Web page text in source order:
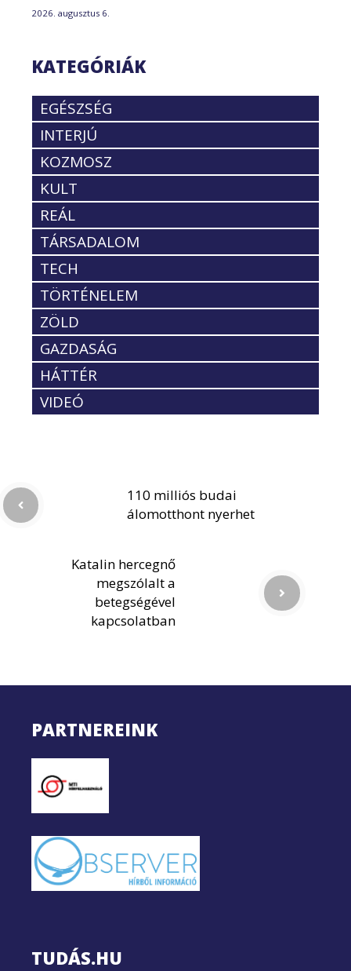
2026. augusztus 6.
KATEGÓRIÁK
EGÉSZSÉG
INTERJÚ
KOZMOSZ
KULT
REÁL
TÁRSADALOM
TECH
TÖRTÉNELEM
ZÖLD
GAZDASÁG
HÁTTÉR
VIDEÓ
110 milliós budai
álomotthont nyerhet
Katalin hercegnő
megszólalt a
betegségével
kapcsolatban
PARTNEREINK
TUDÁS.HU